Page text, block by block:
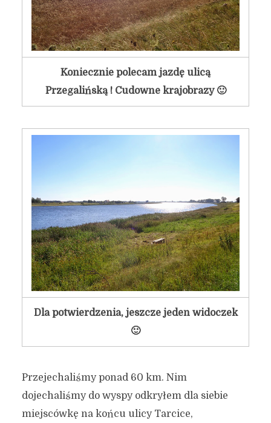
Koniecznie polecam jazdę ulicą
Przegalińską ! Cudowne krajobrazy 🙂
Dla potwierdzenia, jeszcze jeden widoczek
🙂
Przejechaliśmy ponad 60 km. Nim
dojechaliśmy do wyspy odkryłem dla siebie
miejscówkę na końcu ulicy Tarcice,